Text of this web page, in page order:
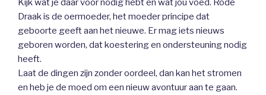
Kijk wat je daar voor nodig hebt en wat jou voed. Rode
Draak is de oermoeder, het moeder principe dat
geboorte geeft aan het nieuwe. Er mag iets nieuws
geboren worden, dat koestering en ondersteuning nodig
heeft.
Laat de dingen zijn zonder oordeel, dan kan het stromen
en heb je de moed om een nieuw avontuur aan te gaan.